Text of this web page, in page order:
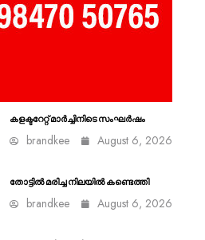
കളക്ടറേറ്റ് മാർച്ചിനിടെ സംഘർഷം
brandkee August 6, 2026
തോട്ടിൽ മരിച്ച നിലയിൽ കണ്ടെത്തി
brandkee August 6, 2026